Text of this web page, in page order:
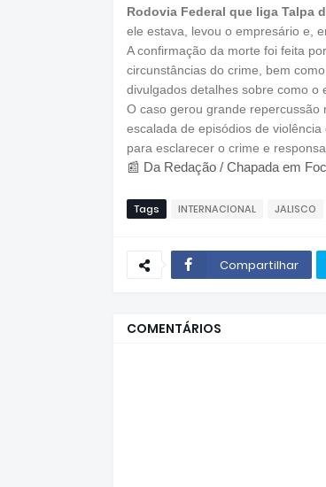
Rodovia Federal que liga Talpa
ele estava, levou o empresário e,
A confirmação da morte foi feita
circunstâncias do crime, bem
divulgados detalhes sobre como o
O caso gerou grande repercussão
escalada de episódios de
para esclarecer o crime e
📰 Da Redação / Chapada em
Tags INTERNACIONAL JALISCO
Compartilhar
COMENTÁRIOS